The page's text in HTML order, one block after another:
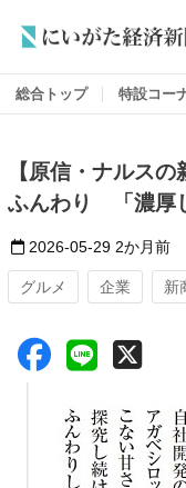
総合トップ 特設コー
【原信・ナルス
ふんわり 「濃厚
2026-05-29 2か月前
グルメ 企業 新